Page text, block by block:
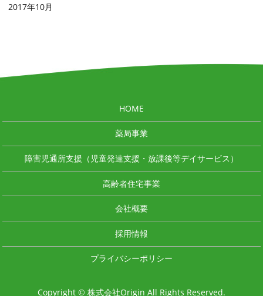
2017年10月
HOME
薬局事業
障害児通所支援（児童発達支援・放課後等デイサービス）
高齢者住宅事業
会社概要
採用情報
プライバシーポリシー
Copyright © 株式会社Origin All Rights Reserved.